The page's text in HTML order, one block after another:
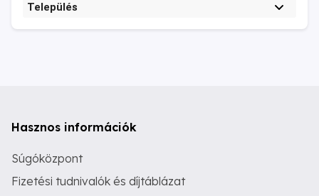
Település
Hasznos információk
Súgóközpont
Fizetési tudnivalók és díjtáblázat